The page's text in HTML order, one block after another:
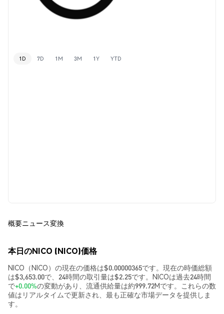
1D 7D 1M 3M 1Y YTD
概要ニュース変換
本日のNICO (NICO)価格
NICO（NICO）の現在の価格は$0.00000365です。現在の時価総額
は$3,653.00で、24時間の取引量は$2.25です。NICOは過去24時間
で+0.00%の変動があり、流通供給量は約999.72Mです。これらの数
値はリアルタイムで更新され、最も正確な市場データを提供しま
す。